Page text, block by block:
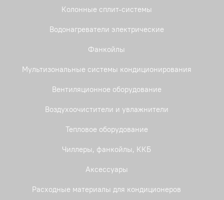
Колонные сплит-системы
Водонагреватели электрические
Фанкойлы
Мультизональные системы кондиционирования
Вентиляционное оборудование
Воздухоочистители и увлажнители
Тепловое оборудование
Чиллеры, фанкойлы, ККБ
Аксессуары
Расходные материалы для кондиционеров